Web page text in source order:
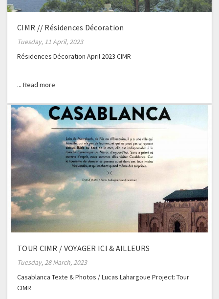
CIMR // Résidences Décoration
Tuesday, 11 April, 2023
Résidences Décoration April 2023 CIMR
TOUR CIMR / VOYAGER ICI & AILLEURS
Tuesday, 28 March, 2023
Casablanca Texte & Photos / Lucas Lahargoue Project: Tour
CIMR